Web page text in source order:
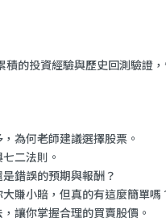
的投資經驗與歷史回測驗證
為何老師建議選擇股票。
二法則。
錯誤的預期與報酬？
賺小賠，但真的有這麼簡單嗎
讓你掌握合理的買賣股價。